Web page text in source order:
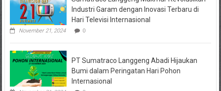
Ekonomi
Pesisir
Industri Garam dengan Inovasi Terbaru di
Hari Televisi Internasional
November 21, 2024 0
PT Sumatraco Langgeng Abadi Hijaukan
Bumi dalam Peringatan Hari Pohon
Internasional